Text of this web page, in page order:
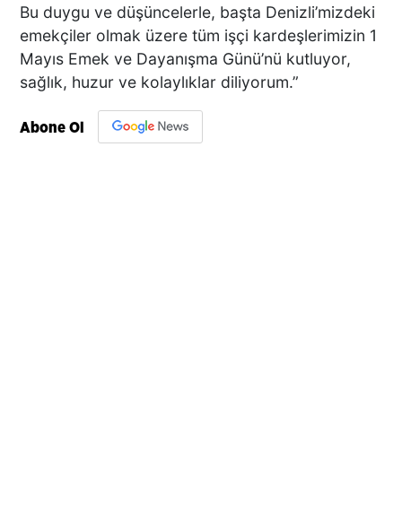
Bu duygu ve düşüncelerle, başta Denizli’mizdeki
emekçiler olmak üzere tüm işçi kardeşlerimizin 1
Mayıs Emek ve Dayanışma Günü’nü kutluyor,
sağlık, huzur ve kolaylıklar diliyorum.”
Abone Ol